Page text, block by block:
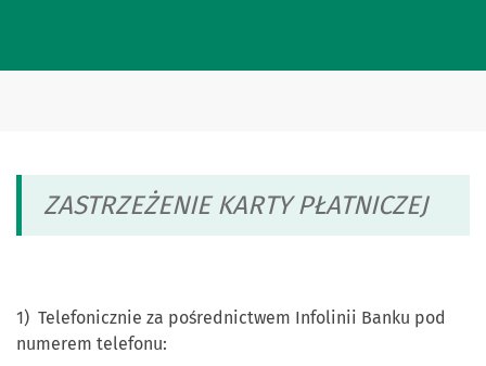
ZASTRZEŻENIE KARTY PŁATNICZEJ
1) Telefonicznie za pośrednictwem Infolinii Banku pod
numerem telefonu: